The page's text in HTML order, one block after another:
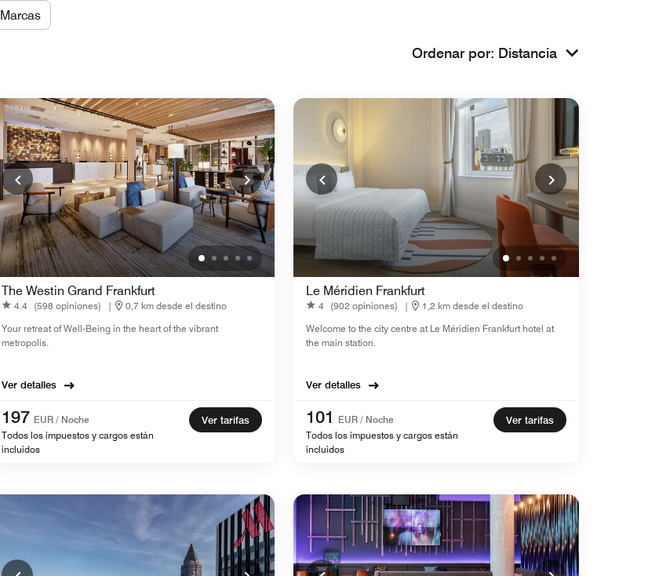
Marcas
Ordenar por: Distancia
The Westin Grand Frankfurt
4.4 (598 opiniones) |
0,7 km desde el destino
Your retreat of Well-Being in the heart of the vibrant
metropolis.
Ver detalles
197 EUR / Noche
Todos los impuestos y cargos están
incluidos
Ver tarifas
Le Méridien Frankfurt
4 (902 opiniones) |
1,2 km desde el destino
Welcome to the city centre at Le Méridien Frankfurt hotel at
the main station.
Ver detalles
101
EUR / Noche
Todos los impuestos y cargos están
incluidos
Ver tarifas